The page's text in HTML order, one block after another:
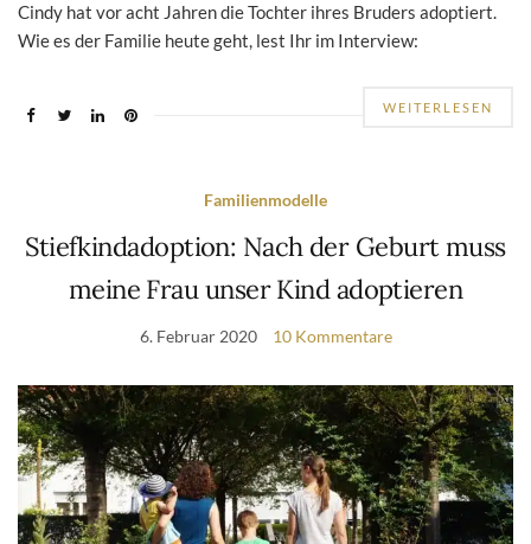
Cindy hat vor acht Jahren die Tochter ihres Bruders adoptiert.
Wie es der Familie heute geht, lest Ihr im Interview:
WEITERLESEN
Familienmodelle
Stiefkindadoption: Nach der Geburt muss
meine Frau unser Kind adoptieren
6. Februar 2020 10 Kommentare